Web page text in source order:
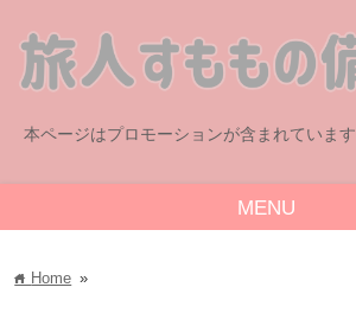
本ページはプロモーションが含まれています
MENU
home Home »